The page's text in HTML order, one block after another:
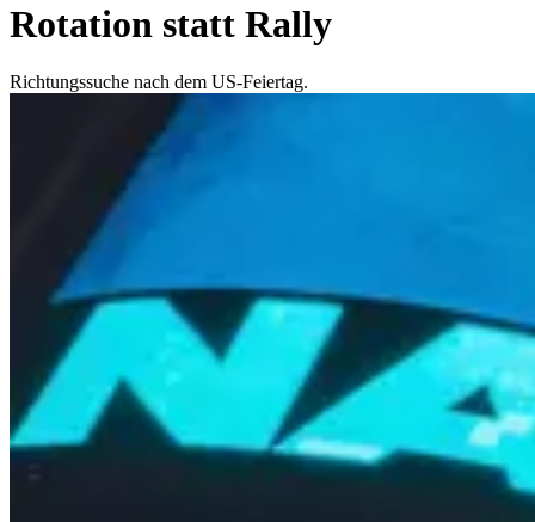
Rotation statt Rally
Richtungssuche nach dem US-Feiertag.